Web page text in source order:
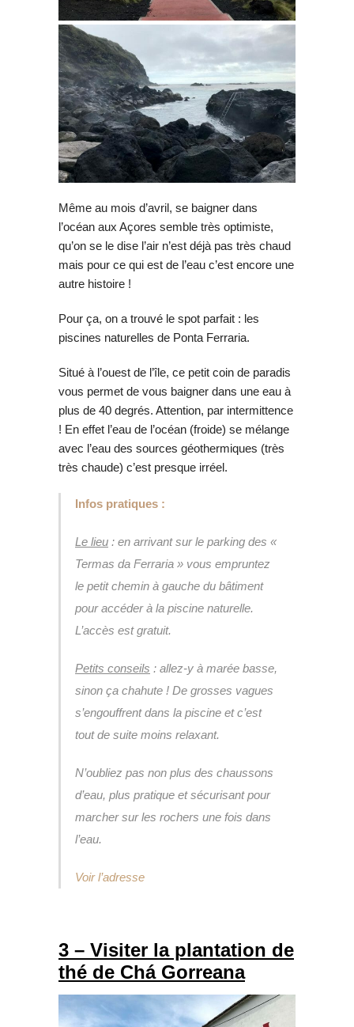
Même au mois d’avril, se baigner dans
l’océan aux Açores semble très optimiste,
qu’on se le dise l’air n’est déjà pas très chaud
mais pour ce qui est de l’eau c’est encore une
autre histoire !
Pour ça, on a trouvé le spot parfait : les
piscines naturelles de Ponta Ferraria.
Situé à l’ouest de l’île, ce petit coin de paradis
vous permet de vous baigner dans une eau à
plus de 40 degrés. Attention, par intermittence
! En effet l’eau de l’océan (froide) se mélange
avec l’eau des sources géothermiques (très
très chaude) c’est presque irréel.
Infos pratiques :
Le lieu : en arrivant sur le parking des «
Termas da Ferraria » vous empruntez
le petit chemin à gauche du bâtiment
pour accéder à la piscine naturelle.
L’accès est gratuit.
Petits conseils : allez-y à marée basse,
sinon ça chahute ! De grosses vagues
s’engouffrent dans la piscine et c’est
tout de suite moins relaxant.
N’oubliez pas non plus des chaussons
d’eau, plus pratique et sécurisant pour
marcher sur les rochers une fois dans
l’eau.
Voir l’adresse
3 – Visiter la plantation de
thé de Chá Gorreana